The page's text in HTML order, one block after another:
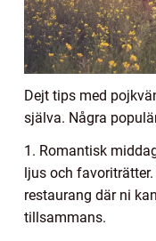
Dejt tips med
själva. Några
1. Romantisk
ljus och
restaurang där ni
tillsammans.